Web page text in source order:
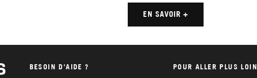
EN SAVOIR +
BESOIN D'AIDE ? POUR ALLER PLUS LOIN